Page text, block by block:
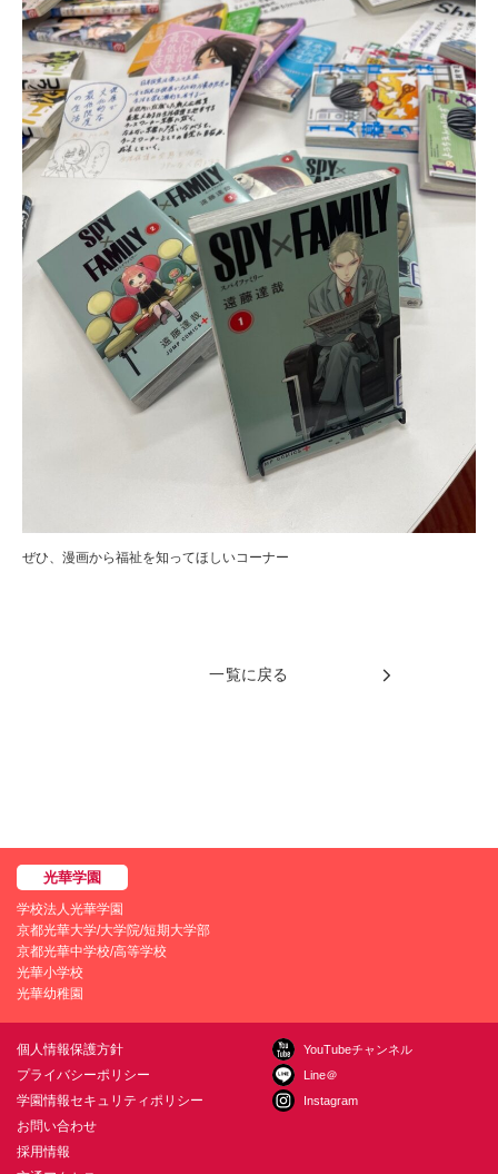
ぜひ、漫画から福祉を知ってほしいコーナー
一覧に戻る
学校法人光華学園
京都光華大学/大学院/短期大学部
京都光華中学校/高等学校
光華小学校
光華幼稚園
個人情報保護方針
プライバシーポリシー
学園情報セキュリティポリシー
お問い合わせ
採用情報
YouTubeチャンネル
Line＠
Instagram